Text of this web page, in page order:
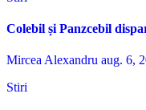
Colebil și Panzcebil
Mircea Alexandru aug. 6,
Stiri